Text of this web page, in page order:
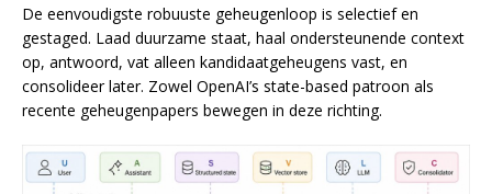
De eenvoudigste robuuste geheugenloop is selectief en
gestaged. Laad duurzame staat, haal ondersteunende context
op, antwoord, vat alleen kandidaatgeheugens vast, en
consolideer later. Zowel OpenAI’s state-based patroon als
recente geheugenpapers bewegen in deze richting.